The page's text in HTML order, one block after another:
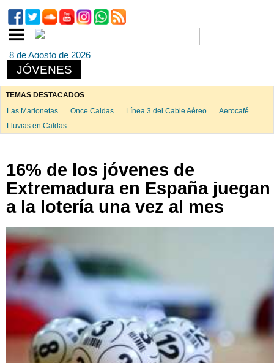
8 de Agosto de 2026
JÓVENES
TEMAS DESTACADOS
Las Marionetas
Once Caldas Línea 3 del Cable Aéreo
Aerocafé
Lluvias en Caldas
16% de los jóvenes de
Extremadura en España juegan
a la lotería una vez al mes